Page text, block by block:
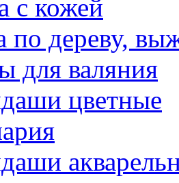
с кожей
по дереву,
для валяния
цветные